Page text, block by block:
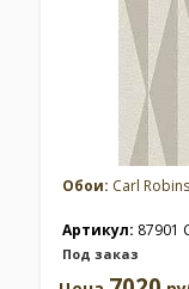
Обои: Carl
Артикул: 87901
Под заказ